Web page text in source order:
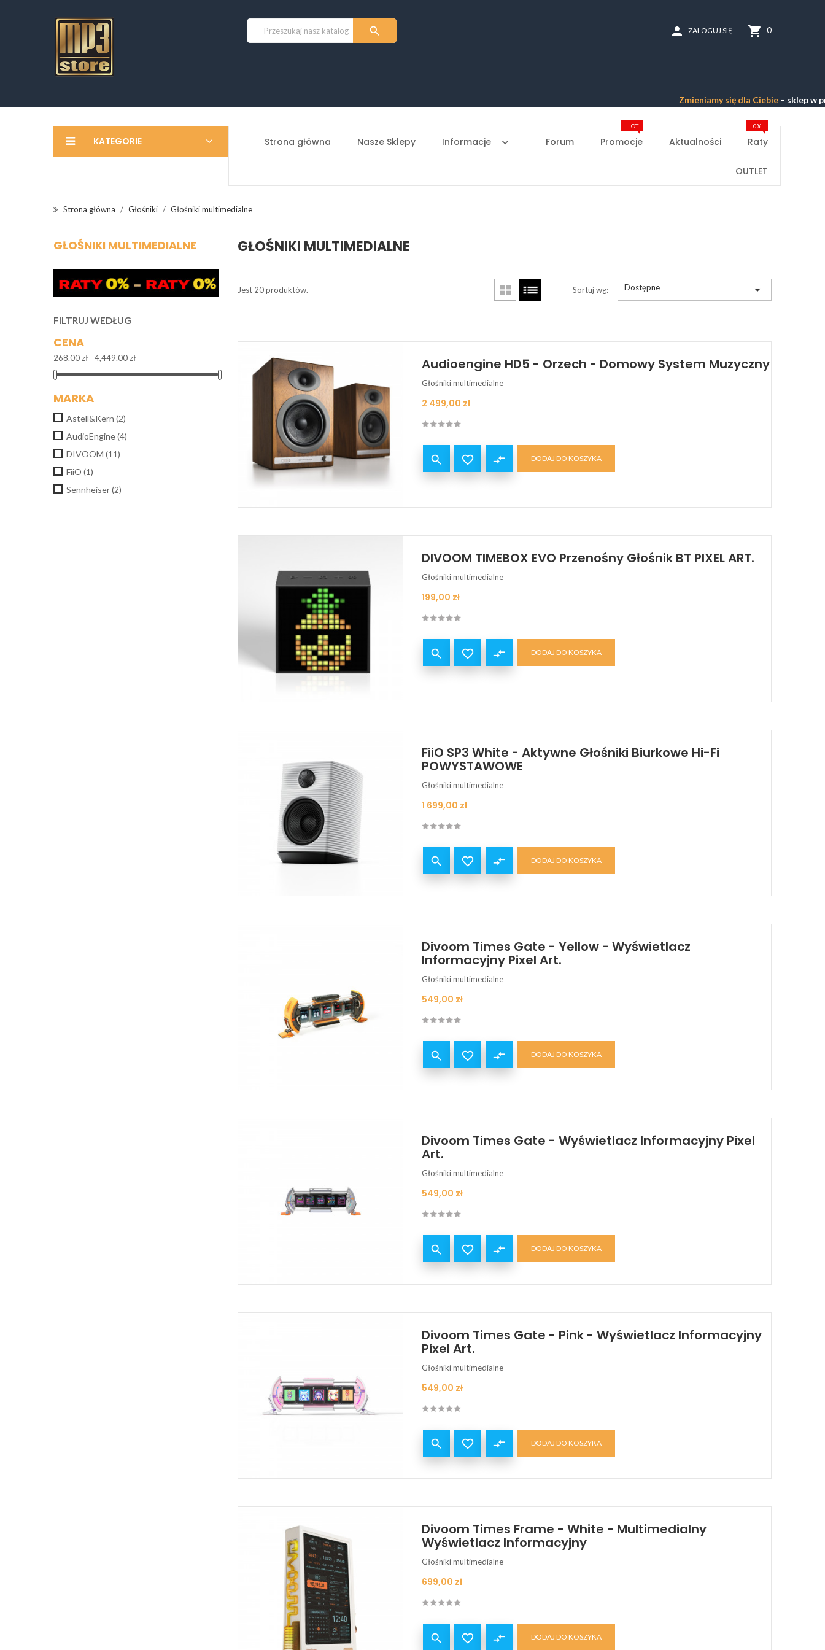
 shopping_cart 0
person ZALOGUJ SIĘ
Zmieniamy się dla Ciebie – sklep w
KATEGORIE Strona główna Nasze Sklepy Informacje keyboard_arrow_down Forum Promocje
HOT
Aktualności Raty
0%
OUTLET
Strona główna Głośniki Głośniki multimedialne
GŁOŚNIKI MULTIMEDIALNE
FILTRUJ WEDŁUG
CENA
268.00 zł - 4,449.00 zł
MARKA
Astell&Kern (2)
AudioEngine(4)
DIVOOM (11)
FiiO (1)
Sennheiser(2)
GŁOŚNIKI MULTIMEDIALNE
Jest 20 produktów. Sortuj wg: Dostępne 
Audioengine HD5 - Orzech - Domowy System Muzyczny
Głośniki multimedialne
Cena
2 499,00 zł
  compare_arrows DODAJ DO KOSZYKA
DIVOOM TIMEBOX EVO Przenośny Głośnik BT PIXEL ART.
Głośniki multimedialne
Cena
199,00 zł
  compare_arrows DODAJ DO KOSZYKA
FiiO SP3 White - Aktywne Głośniki Biurkowe Hi-Fi
POWYSTAWOWE
Głośniki multimedialne
Cena
1 699,00 zł
  compare_arrows DODAJ DO KOSZYKA
Divoom Times Gate - Yellow - Wyświetlacz
Informacyjny Pixel Art.
Głośniki multimedialne
Cena
549,00 zł
  compare_arrows DODAJ DO KOSZYKA
Divoom Times Gate - Wyświetlacz Informacyjny Pixel
Art.
Głośniki multimedialne
Cena
549,00 zł
  compare_arrows DODAJ DO KOSZYKA
Divoom Times Gate - Pink - Wyświetlacz Informacyjny
Pixel Art.
Głośniki multimedialne
Cena
549,00 zł
  compare_arrows DODAJ DO KOSZYKA
Divoom Times Frame - White - Multimedialny
Wyświetlacz Informacyjny
Głośniki multimedialne
Cena
699,00 zł
  compare_arrows DODAJ DO KOSZYKA